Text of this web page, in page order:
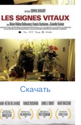
Скачать